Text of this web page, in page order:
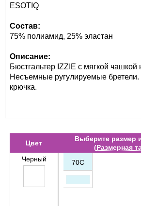
ESOTIQ
Состав:
75% полиамид, 25% эластан
Описание:
Бюстгальтер IZZIE с мягкой чашкой
Несъемные ругулируемые бретели.
крючка.
Цвет
Выберите размер
(Размерная
Черный
70C